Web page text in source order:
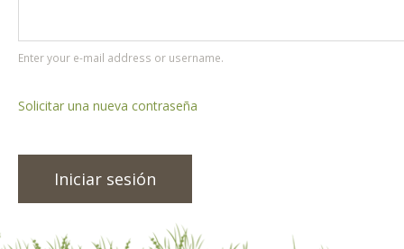
Enter your e-mail address or username.
Solicitar una nueva contraseña